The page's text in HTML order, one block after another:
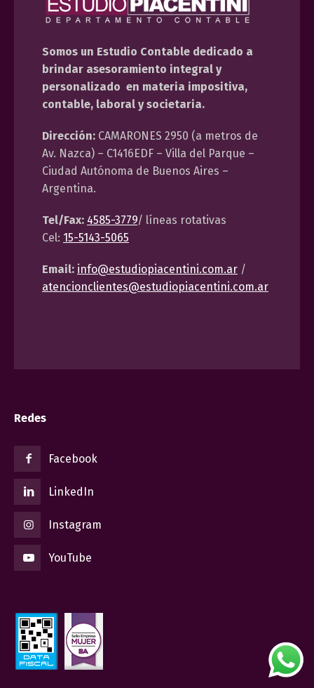
Somos un Estudio Contable dedicado a
brindar asesoramiento integral y
personalizado en materia impositiva,
contable, laboral y societaria.
Dirección: CAMARONES 2950 (a metros de
Av. Nazca) – C1416EDF – Villa del Parque –
Ciudad Autónoma de Buenos Aires –
Argentina.
Tel/Fax: 4585-3779/ líneas rotativas
Cel: 15-5143-5065
Email: info@estudiopiacentini.com.ar /
atencionclientes@estudiopiacentini.com.ar
Redes
Facebook
LinkedIn
Instagram
YouTube